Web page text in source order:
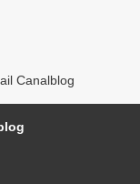
Canalblog